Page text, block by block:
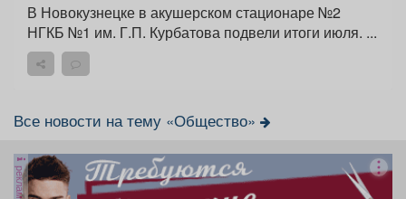
В Новокузнецке в акушерском стационаре №2
НГКБ №1 им. Г.П. Курбатова подвели итоги июля. ...
Все новости на тему «Общество»
реклама